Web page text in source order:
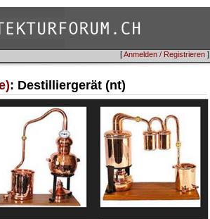
[Anmelden / Registrieren ]
: Destilliergerät (nt)